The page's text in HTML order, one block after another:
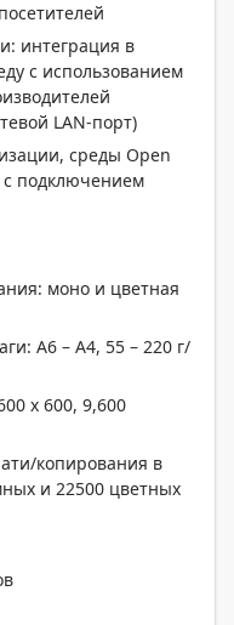
интеграция в
с использованием
LAN-порт)
среды Open
с подключением
моно и цветная
А6 – А4, 55 – 220 г/
x 600, 9,600
копирования в
и 22500 цветных